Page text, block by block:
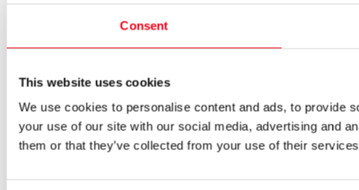
Consent
This website uses cookies
We use cookies to personalise content and ads, to provide
your use of our site with our social media, advertising and
them or that they’ve collected from your use of their